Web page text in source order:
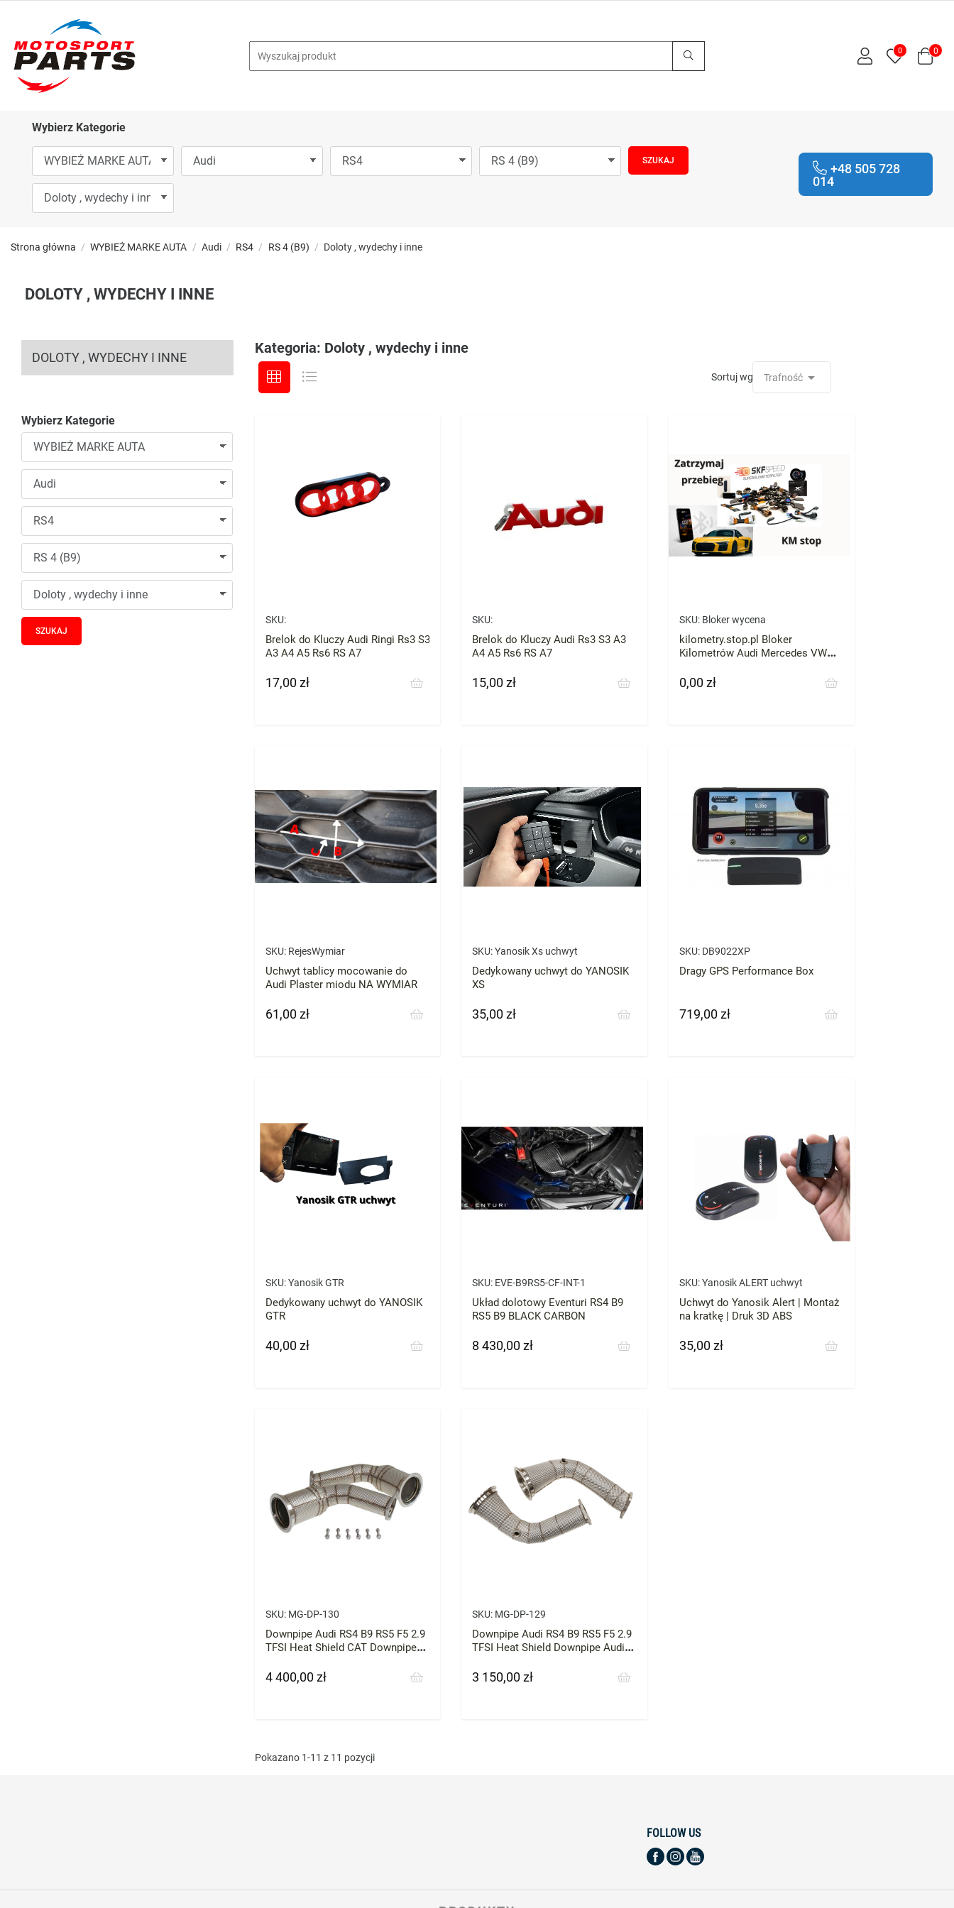
0 0
Wybierz Kategorie
+48 505 728
014
Strona główna WYBIEŻ MARKE AUTA Audi RS4 RS 4 (B9) Doloty , wydechy i inne
DOLOTY , WYDECHY I INNE
DOLOTY , WYDECHY I INNE
Wybierz Kategorie
Kategoria: Doloty , wydechy i inne
Sortuj wg: Trafność
SKU:
Brelok do Kluczy Audi Ringi Rs3 S3
A3 A4 A5 Rs6 RS A7
Cena
17,00 zł
SKU:
Brelok do Kluczy Audi Rs3 S3 A3
A4 A5 Rs6 RS A7
Cena
15,00 zł
SKU: Bloker wycena
kilometry.stop.pl Bloker
Kilometrów Audi Mercedes VW
licznik przebieg
Cena
0,00 zł
SKU: RejesWymiar
Uchwyt tablicy mocowanie do
Audi Plaster miodu NA WYMIAR
Cena
61,00 zł
SKU: Yanosik Xs uchwyt
Dedykowany uchwyt do YANOSIK
XS
Cena
35,00 zł
SKU: DB9022XP
Dragy GPS Performance Box
Cena
719,00 zł
SKU: Yanosik GTR
Dedykowany uchwyt do YANOSIK
GTR
Cena
40,00 zł
SKU: EVE-B9RS5-CF-INT-1
Układ dolotowy Eventuri RS4 B9
RS5 B9 BLACK CARBON
Cena
8 430,00 zł
SKU: Yanosik ALERT uchwyt
Uchwyt do Yanosik Alert | Montaż
na kratkę | Druk 3D ABS
Cena
35,00 zł
SKU: MG-DP-130
Downpipe Audi RS4 B9 RS5 F5 2.9
TFSI Heat Shield CAT Downpipe
Shield CAT 200
Cena
4 400,00 zł
SKU: MG-DP-129
Downpipe Audi RS4 B9 RS5 F5 2.9
TFSI Heat Shield Downpipe Audi
Shield DECAT
Cena
3 150,00 zł
Pokazano 1-11 z 11 pozycji
FOLLOW US